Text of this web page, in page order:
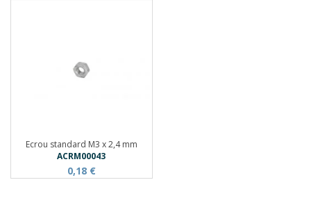
Ecrou standard M3 x 2,4 mm
ACRM00043
0,18 €